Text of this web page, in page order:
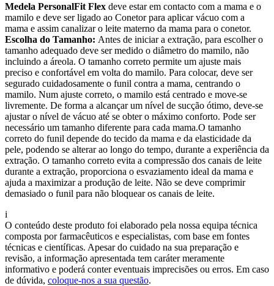
Medela PersonalFit Flex deve estar em contacto com a mama e o
mamilo e deve ser ligado ao Conetor para aplicar vácuo com a
mama e assim canalizar o leite materno da mama para o conetor.
Escolha do Tamanho: Antes de iniciar a extração, para escolher o
tamanho adequado deve ser medido o diâmetro do mamilo, não
incluindo a áreola. O tamanho correto permite um ajuste mais
preciso e confortável em volta do mamilo. Para colocar, deve ser
segurado cuidadosamente o funil contra a mama, centrando o
mamilo. Num ajuste correto, o mamilo está centrado e move-se
livremente. De forma a alcançar um nível de sucção ótimo, deve-se
ajustar o nível de vácuo até se obter o máximo conforto. Pode ser
necessário um tamanho diferente para cada mama.O tamanho
correto do funil depende do tecido da mama e da elasticidade da
pele, podendo se alterar ao longo do tempo, durante a experiência da
extração. O tamanho correto evita a compressão dos canais de leite
durante a extração, proporciona o esvaziamento ideal da mama e
ajuda a maximizar a produção de leite. Não se deve comprimir
demasiado o funil para não bloquear os canais de leite.
i
O conteúdo deste produto foi elaborado pela nossa equipa técnica
composta por farmacêuticos e especialistas, com base em fontes
técnicas e científicas. Apesar do cuidado na sua preparação e
revisão, a informação apresentada tem caráter meramente
informativo e poderá conter eventuais imprecisões ou erros. Em caso
de dúvida, coloque-nos a sua questão.